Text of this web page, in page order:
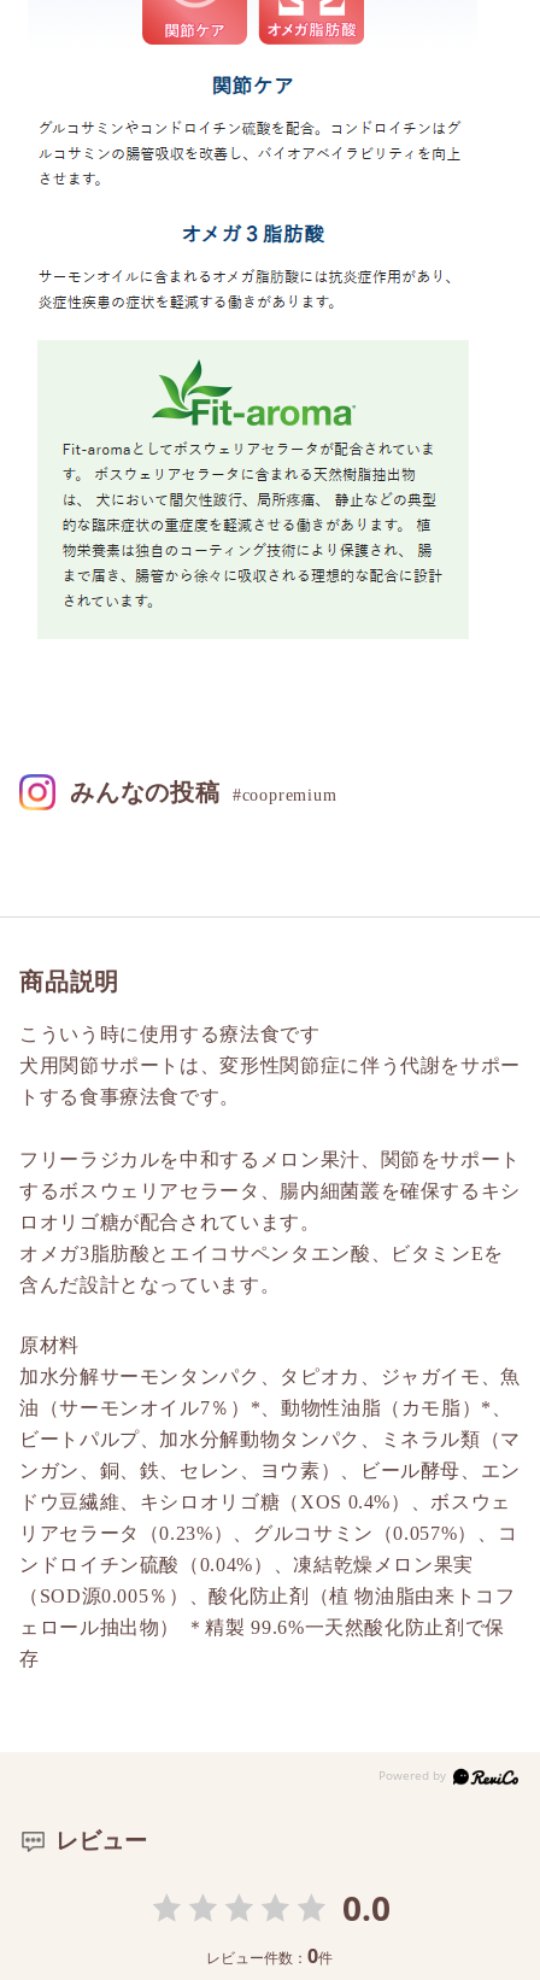
商品説明
こういう時に使用する療法食です
犬用関節サポートは、変形性関節症に伴う代謝をサポー
トする食事療法食です。
フリーラジカルを中和するメロン果汁、関節をサポート
するボスウェリアセラータ、腸内細菌叢を確保するキシ
ロオリゴ糖が配合されています。
オメガ3脂肪酸とエイコサペンタエン酸、ビタミンEを
含んだ設計となっています。
原材料
加水分解サーモンタンパク、タピオカ、ジャガイモ、魚
油（サーモンオイル7％）*、動物性油脂（カモ脂）*、
ビートパルプ、加水分解動物タンパク、ミネラル類（マ
ンガン、銅、鉄、セレン、ヨウ素）、ビール酵母、エン
ドウ豆繊維、キシロオリゴ糖（XOS 0.4%）、ボスウェ
リアセラータ（0.23%）、グルコサミン（0.057%）、コ
ンドロイチン硫酸（0.04%）、凍結乾燥メロン果実
（SOD源0.005％）、酸化防止剤（植 物油脂由来トコフ
ェロール抽出物） ＊精製 99.6%一天然酸化防止剤で保
存
みんなの投稿 #coopremium
レビュー
0.0
レビュー件数：0件